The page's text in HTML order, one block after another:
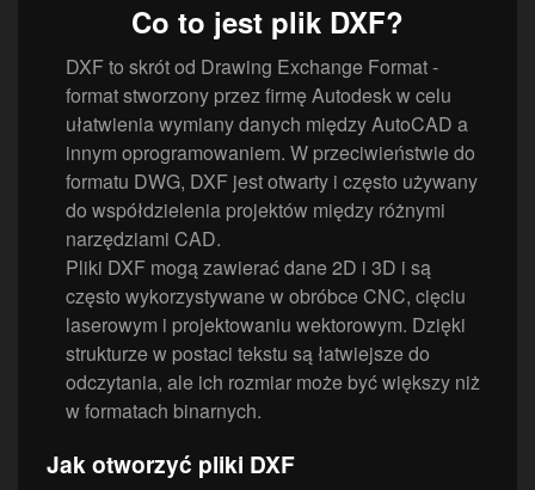
Co to jest plik DXF?
DXF to skrót od Drawing Exchange Format -
format stworzony przez firmę Autodesk w celu
ułatwienia wymiany danych między AutoCAD a
innym oprogramowaniem. W przeciwieństwie do
formatu DWG, DXF jest otwarty i często używany
do współdzielenia projektów między różnymi
narzędziami CAD.
Pliki DXF mogą zawierać dane 2D i 3D i są
często wykorzystywane w obróbce CNC, cięciu
laserowym i projektowaniu wektorowym. Dzięki
strukturze w postaci tekstu są łatwiejsze do
odczytania, ale ich rozmiar może być większy niż
w formatach binarnych.
Jak otworzyć pliki DXF